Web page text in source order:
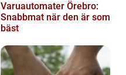
Varuautomater Örebro:
Snabbmat när den är som
bäst